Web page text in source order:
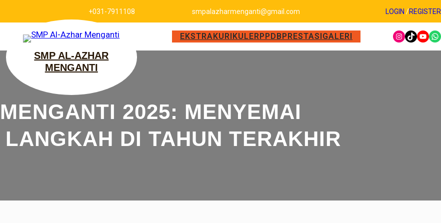
+031-7911108 smpalazharmenganti@gmail.com LOGIN /REGISTER
SMP AL-AZHAR
MENGANTI
EKSTRAKURIKULER PPDB PRESTASI GALERI
2025: MENYEMAI
DI TAHUN TERAKHIR